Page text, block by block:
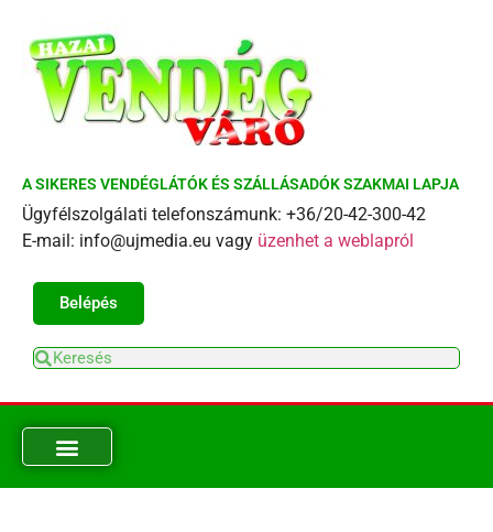
A SIKERES VENDÉGLÁTÓK ÉS SZÁLLÁSADÓK SZAKMAI LAPJA
Ügyfélszolgálati telefonszámunk: +36/20-42-300-42
E-mail: info@ujmedia.eu vagy üzenhet a weblapról
Belépés